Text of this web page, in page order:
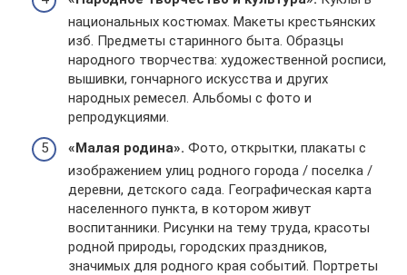
национальных костюмах. Макеты крестьянских
изб. Предметы старинного быта. Образцы
народного творчества: художественной росписи,
вышивки, гончарного искусства и других
народных ремесел. Альбомы с фото и
репродукциями.
«Малая родина». Фото, открытки, плакаты с
изображением улиц родного города / поселка /
деревни, детского сада. Географическая карта
населенного пункта, в котором живут
воспитанники. Рисунки на тему труда, красоты
родной природы, городских праздников,
значимых для родного края событий. Портреты